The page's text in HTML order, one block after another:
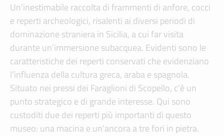
Un’inestimabile raccolta di frammenti di anfore, cocci
e reperti archeologici, risalenti ai diversi periodi di
dominazione straniera in Sicilia, a cui far visita
durante un’immersione subacquea. Evidenti sono le
caratteristiche dei reperti conservati che evidenziano
l’influenza della cultura greca, araba e spagnola.
Situato nei pressi dei Faraglioni di Scopello, c’è un
punto strategico e di grande interesse. Qui sono
custoditi due dei reperti più importanti di questo
museo: una macina e un’ancora a tre fori in pietra.